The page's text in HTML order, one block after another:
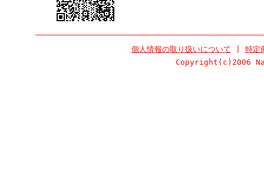
個人情報の取り扱いについて
特定
Copyright(c)2006